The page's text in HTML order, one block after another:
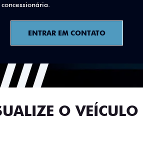
concessionária.
ENTRAR EM CONTATO
O VEÍCULO